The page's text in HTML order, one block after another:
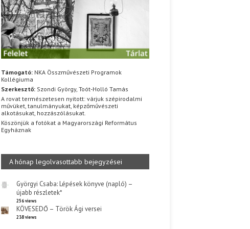
Támogató: NKA Összművészeti Programok
Kollégiuma
Szerkesztő: Szondi György, Toót-Holló Tamás
A rovat természetesen nyitott: várjuk szépirodalmi
művüket, tanulmányukat, képzőművészeti
alkotásukat, hozzászólásukat.
Köszönjük a fotókat a Magyarországi Református
Egyháznak
A hónap legolvasottabb bejegyzései
Györgyi Csaba: Lépések könyve (napló) –
újabb részletek*
256 views
KÖVESEDŐ – Török Ági versei
238 views